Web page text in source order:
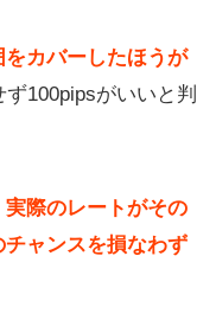
をカバーしたほうが
100pipsがいいと判
際のレートがその
ャンスを損なわず